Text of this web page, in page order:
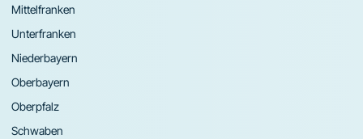
Mittelfranken
Unterfranken
Niederbayern
Oberbayern
Oberpfalz
Schwaben